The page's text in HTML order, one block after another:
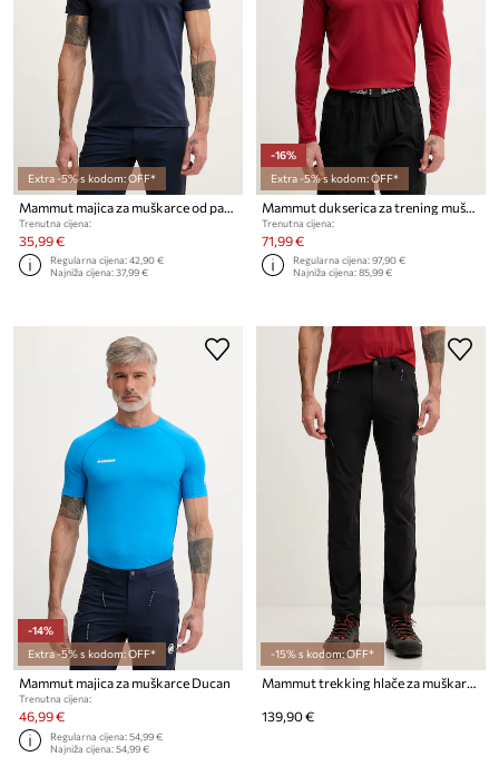
Extra -5% s kodom: OFF*
Mammut majica za muškarce od pamuka Core
Trenutna cijena:
35,99 €
Regularna cijena:42,90 €
Najniža cijena:37,99 €
-16%
Extra -5% s kodom: OFF*
Mammut dukserica za trening muška Selun
Trenutna cijena:
71,99 €
Regularna cijena:97,90 €
Najniža cijena:85,99 €
-14%
Extra -5% s kodom: OFF*
Mammut majica za muškarce Ducan
Trenutna cijena:
46,99 €
Regularna cijena:54,99 €
Najniža cijena:54,99 €
-15% s kodom: OFF*
Mammut trekking hlače za muškarce Runbold IV
139,90 €